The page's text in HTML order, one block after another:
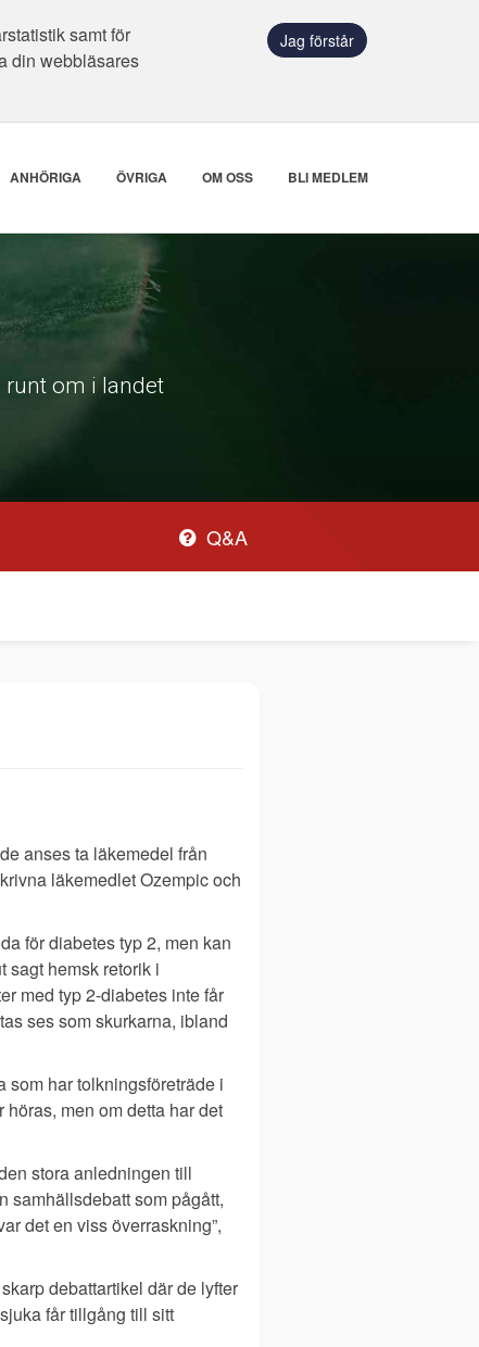
samt för
din webbläsares
Jag förstår
ANHÖRIGA ÖVRIGA OM OSS BLI MEDLEM
runt om i landet
Q&A
anses ta läkemedel från
läkemedlet Ozempic och
för diabetes typ 2, men kan
sagt hemsk retorik i
med typ 2-diabetes inte får
ses som skurkarna, ibland
som har tolkningsföreträde i
men om detta har det
stora anledningen till
samhällsdebatt som pågått,
det en viss överraskning”,
debattartikel där de lyfter
får tillgång till sitt